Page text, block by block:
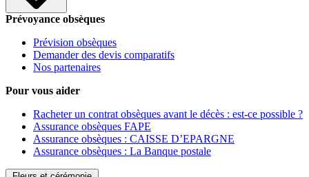
Prévoyance obsèques
Prévision obsèques
Demander des devis comparatifs
Nos partenaires
Pour vous aider
Racheter un contrat obsèques avant le décès : est-ce possible ?
Assurance obsèques FAPE
Assurance obsèques : CAISSE D’EPARGNE
Assurance obsèques : La Banque postale